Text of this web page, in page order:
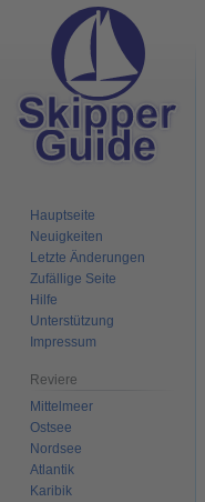
Hauptseite
Neuigkeiten
Letzte Änderungen
Zufällige Seite
Hilfe
Unterstützung
Impressum
Reviere
Mittelmeer
Ostsee
Nordsee
Atlantik
Karibik